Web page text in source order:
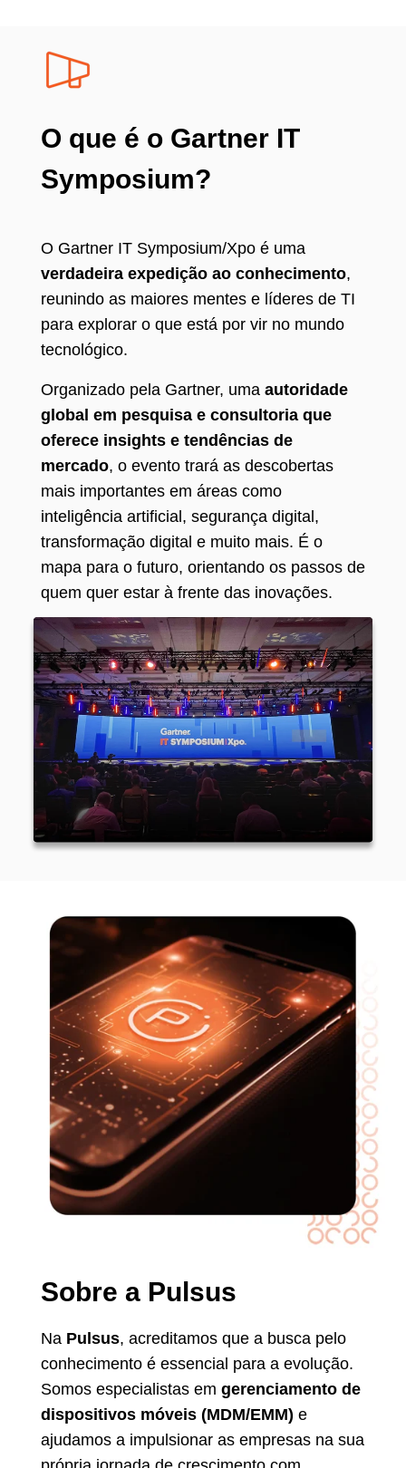
O que é o Gartner IT
Symposium?
O Gartner IT Symposium/Xpo é uma
verdadeira expedição ao conhecimento,
reunindo as maiores mentes e líderes de TI
para explorar o que está por vir no mundo
tecnológico.
Organizado pela Gartner, uma autoridade
global em pesquisa e consultoria que
oferece insights e tendências de
mercado, o evento trará as descobertas
mais importantes em áreas como
inteligência artificial, segurança digital,
transformação digital e muito mais. É o
mapa para o futuro, orientando os passos de
quem quer estar à frente das inovações.
Sobre a Pulsus
Na Pulsus, acreditamos que a busca pelo
conhecimento é essencial para a evolução.
Somos especialistas em gerenciamento de
dispositivos móveis (MDM/EMM) e
ajudamos a impulsionar as empresas na sua